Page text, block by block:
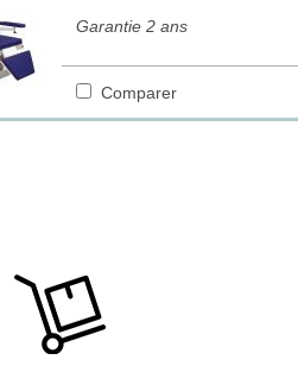
Garantie 2 ans
Comparer